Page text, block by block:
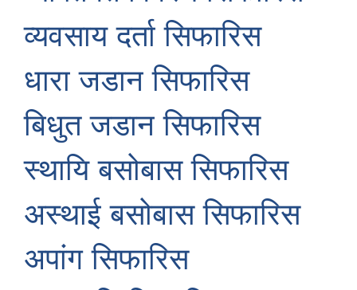
व्यवसाय दर्ता सिफारिस
धारा जडान सिफारिस
बिधुत जडान सिफारिस
स्थायि बसोबास सिफारिस
अस्थाई बसोबास सिफारिस
अपांग सिफारिस